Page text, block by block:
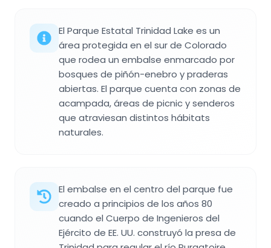
El Parque Estatal Trinidad Lake es un
área protegida en el sur de Colorado
que rodea un embalse enmarcado por
bosques de piñón-enebro y praderas
abiertas. El parque cuenta con zonas de
acampada, áreas de picnic y senderos
que atraviesan distintos hábitats
naturales.
El embalse en el centro del parque fue
creado a principios de los años 80
cuando el Cuerpo de Ingenieros del
Ejército de EE. UU. construyó la presa de